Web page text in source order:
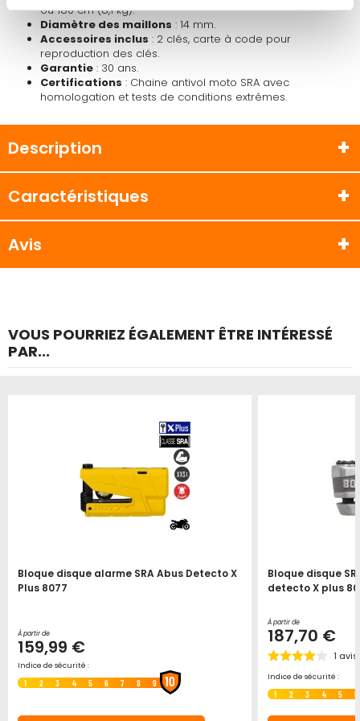
ou 180 cm (8,1 kg).
Diamètre des maillons : 14 mm.
Accessoires inclus : 2 clés, carte à code pour
reproduction des clés.
Garantie : 30 ans.
Certifications : Chaine antivol moto SRA avec
homologation et tests de conditions extrêmes.
Description
Caractéristiques
Avis
VOUS POURRIEZ ÉGALEMENT ÊTRE INTÉRESSÉ
PAR...
Bloque disque alarme SRA Abus Detecto X
Plus 8077
À partir de
159,99 €
Indice de sécurité :
1 2 3 4 5 6 7 8 9 10
Bloque disque
detecto X plus
À partir de
187,70 €
1 avis
Indice de sécurité :
1 2 3 4 5 6